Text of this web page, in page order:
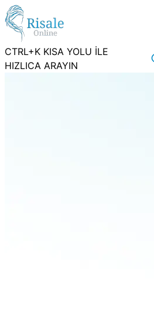
CTRL+K KISA YOLU İLE
HIZLICA ARAYIN